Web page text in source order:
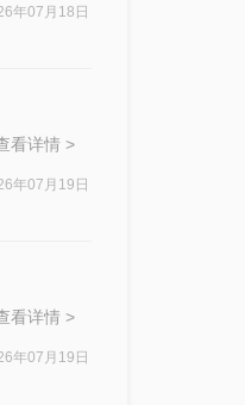
年07月18日
看详情 >
年07月19日
看详情 >
年07月19日